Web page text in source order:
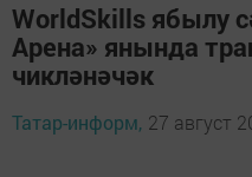
WorldSkills ябылу
Арена» янында
чикләнәчәк
Татар-информ, 27 август